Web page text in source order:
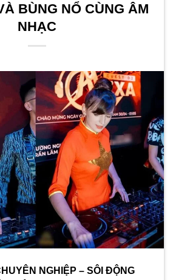
BÙNG NỔ CÙNG ÂM
NHẠC
NGHIỆP – SÔI ĐỘNG